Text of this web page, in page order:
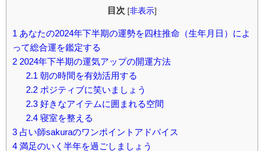
目次 [非表示]
1 あなたの2024年下半期の運勢を四柱推命（生年月日）によ
って総合運を鑑定する
2 2024年下半期の運気アップの開運方法
2.1 朝の時間を有効活用する
2.2ポジティブに笑いましょう
2.3好きなアイテムに囲まれる空間
2.4寝室を整える
3 占い師sakuraのワンポイントアドバイス
4 満足のいく半年を過ごしましょう